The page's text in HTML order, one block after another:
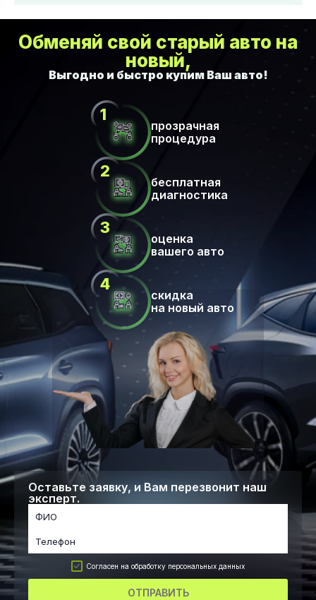
Обменяй свой старый авто на
новый,
Оставьте заявку, и Вам перезвонит наш
эксперт.
Согласен на обработку персональных данных
ОТПРАВИТЬ
прозрачная
процедура
бесплатная
диагностика
оценка
вашего авто
скидка
на новый авто